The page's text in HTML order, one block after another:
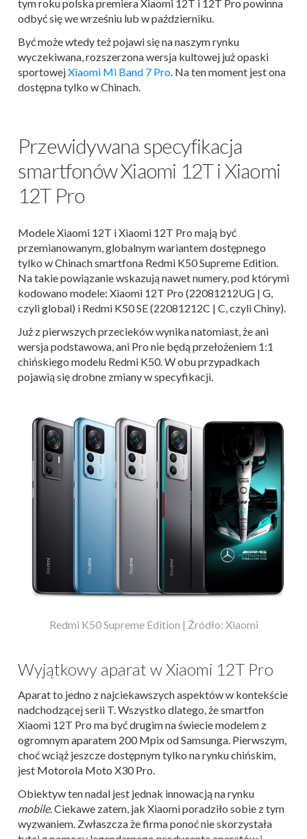
tym roku polska premiera Xiaomi 12T i 12T Pro powinna
odbyć się we wrześniu lub w październiku.
Być może wtedy też pojawi się na naszym rynku
wyczekiwana, rozszerzona wersja kultowej już opaski
sportowejXiaomi Mi Band 7 Pro. Na ten moment jest ona
dostępna tylko w Chinach.
Przewidywana specyfikacja
smartfonów Xiaomi 12T i Xiaomi
12T Pro
Modele Xiaomi 12T i Xiaomi 12T Pro mają być
przemianowanym, globalnym wariantem dostępnego
tylko w Chinach smartfona Redmi K50 Supreme Edition.
Na takie powiązanie wskazują nawet numery, pod którymi
kodowano modele: Xiaomi 12T Pro (22081212UG | G,
czyli global) i Redmi K50 SE (22081212C | C, czyli Chiny).
Już z pierwszych przecieków wynika natomiast, że ani
wersja podstawowa, ani Pro nie będą przełożeniem 1:1
chińskiego modelu Redmi K50. W obu przypadkach
pojawią się drobne zmiany w specyfikacji.
Redmi K50 Supreme Edition | Źródło: Xiaomi
Wyjątkowy aparat w Xiaomi 12T Pro
Aparat to jedno z najciekawszych aspektów w kontekście
nadchodzącej serii T. Wszystko dlatego, że smartfon
Xiaomi 12T Pro ma być drugim na świecie modelem z
ogromnym aparatem 200 Mpix od Samsunga. Pierwszym,
choć wciąż jeszcze dostępnym tylko na rynku chińskim,
jest Motorola Moto X30 Pro.
Obiektyw ten nadal jest jednak innowacją na rynku
mobile. Ciekawe zatem, jak Xiaomi poradziło sobie z tym
wyzwaniem. Zwłaszcza że firma ponoć nie skorzystała